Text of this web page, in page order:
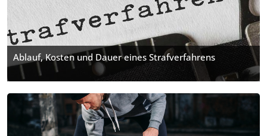
Ablauf, Kosten und Dauer eines Strafverfahrens